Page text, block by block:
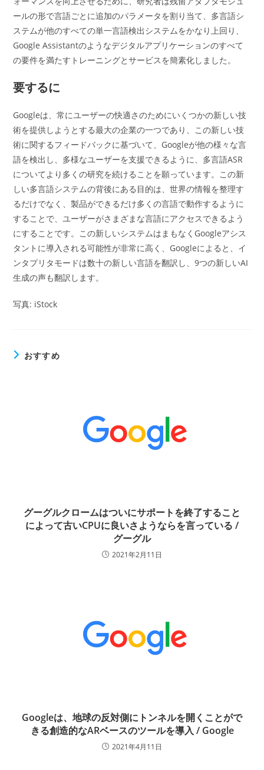
ールの形で言語ごとに追加のパラメータを割り当て、多言語シ
ステムが他のすべての単一言語検出システムをかなり上回り、
Google Assistantのようなデジタルアプリケーションのすべて
の要件を満たすトレーニングとサービスを簡素化しました。
要するに
Googleは、常にユーザーの快適さのためにいくつかの新しい技
術を提供しようとする最大の企業の一つであり、この新しい技
術に関するフィードバックに基づいて、Googleが他の様々な言
語を検出し、多様なユーザーを支援できるように、多言語ASR
についてより多くの研究を続けることを願っています。この新
しい多言語システムの背後にある目的は、世界の情報を整理す
るだけでなく、製品ができるだけ多くの言語で動作するように
することで、ユーザーがさまざまな言語にアクセスできるよう
にすることです。この新しいシステムはまもなくGoogleアシス
タントに導入される可能性が非常に高く、Googleによると、イ
ンタプリタモードは数十の新しい言語を翻訳し、9つの新しいAI
生成の声も翻訳します。
写真: iStock
おすすめ
グーグルクロームはついにサポートを終了すること
によって古いCPUに良いさようならを言っている /
グーグル
2021年2月11日
Googleは、地球の反対側にトンネルを開くことがで
きる創造的なARベースのツールを導入 / Google
2021年4月11日